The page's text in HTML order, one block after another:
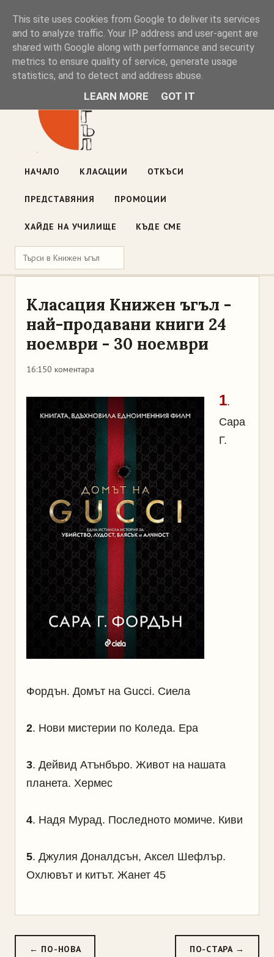
Книжен ъгъл
Блог на книжарницата — класации, откъси, нови книги
ул. „Оборище" 117, София· пон–пет 10:00–19:00 ·
НАЧАЛО КЛАСАЦИИ ОТКЪСИ
ПРЕДСТАВЯНИЯ ПРОМОЦИИ
ХАЙДЕ НА УЧИЛИЩЕ КЪДЕ СМЕ
Класация Книжен ъгъл -
най-продавани книги 24
ноември - 30 ноември
16:150 коментара
1.
Сара
Г.
Фордън. Домът на Gucci. Сиела
2. Нови мистерии по Коледа. Ера
3. Дейвид Атънбъро. Живот на нашата
планета. Хермес
4. Надя Мурад. Последното момиче. Киви
5. Джулия Доналдсън, Аксел Шефлър.
Охлювът и китът. Жанет 45
← ПО-НОВА ПО-СТАРА →
This site uses cookies from Google to deliver its services
and to analyze traffic. Your IP address and user-agent are
shared with Google along with performance and security
metrics to ensure quality of service, generate usage
statistics, and to detect and address abuse.
LEARN MORE GOT IT